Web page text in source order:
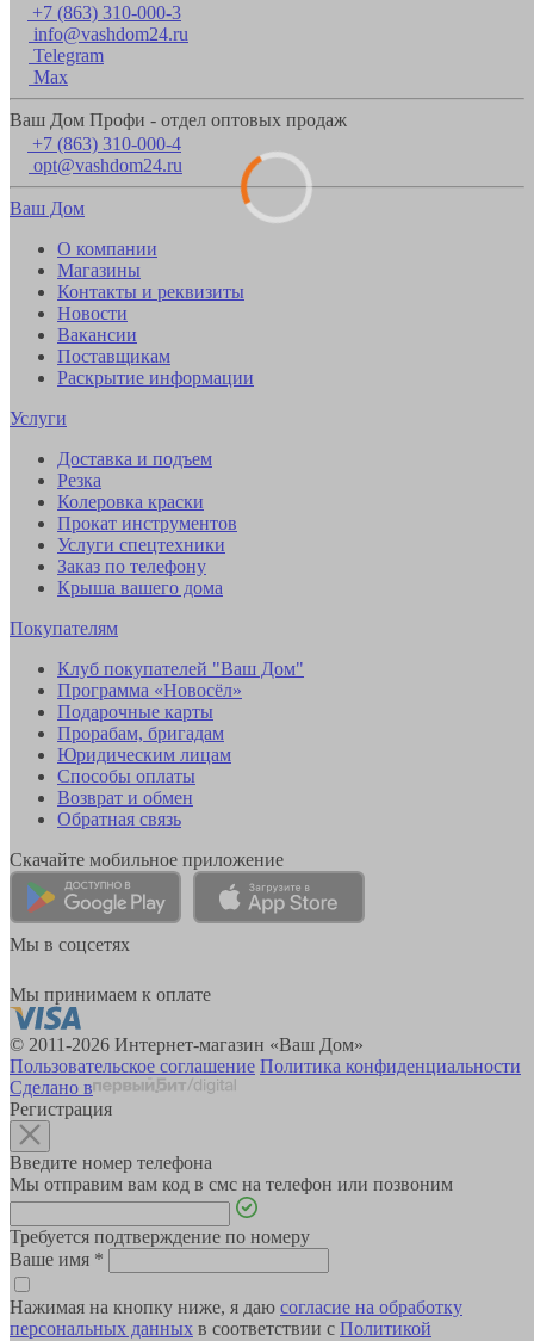
+7 (863) 310-000-3
info@vashdom24.ru
Telegram
Max
Ваш Дом Профи - отдел оптовых продаж
+7 (863) 310-000-4
opt@vashdom24.ru
Ваш Дом
О компании
Магазины
Контакты и реквизиты
Новости
Вакансии
Поставщикам
Раскрытие информации
Услуги
Доставка и подъем
Резка
Колеровка краски
Прокат инструментов
Услуги спецтехники
Заказ по телефону
Крыша вашего дома
Покупателям
Клуб покупателей "Ваш Дом"
Программа «Новосёл»
Подарочные карты
Прорабам, бригадам
Юридическим лицам
Способы оплаты
Возврат и обмен
Обратная связь
Скачайте мобильное приложение
Мы в соцсетях
Мы принимаем к оплате
© 2011-2026 Интернет-магазин «Ваш Дом»
Пользовательское соглашение Политика конфиденциальности
Сделано в
Регистрация
Введите номер телефона
Мы отправим вам код в смс на телефон или позвоним
Требуется подтверждение по номеру
Ваше имя *
Нажимая на кнопку ниже, я даю согласие на обработку
персональных данных в соответствии с Политикой